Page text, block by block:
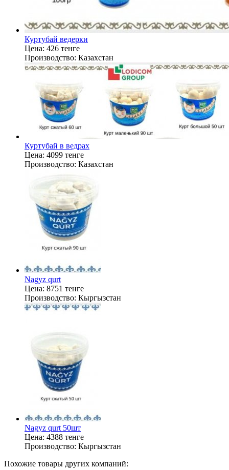
Куртубай ведерки
Цена: 426 тенге
Производство: Казахстан
Куртубай в ведрах
Цена: 4099 тенге
Производство: Казахстан
Nagyz qurt
Цена: 8751 тенге
Производство: Кыргызстан
Nagyz qurt 50шт
Цена: 4388 тенге
Производство: Кыргызстан
Похожие товары других компаний: